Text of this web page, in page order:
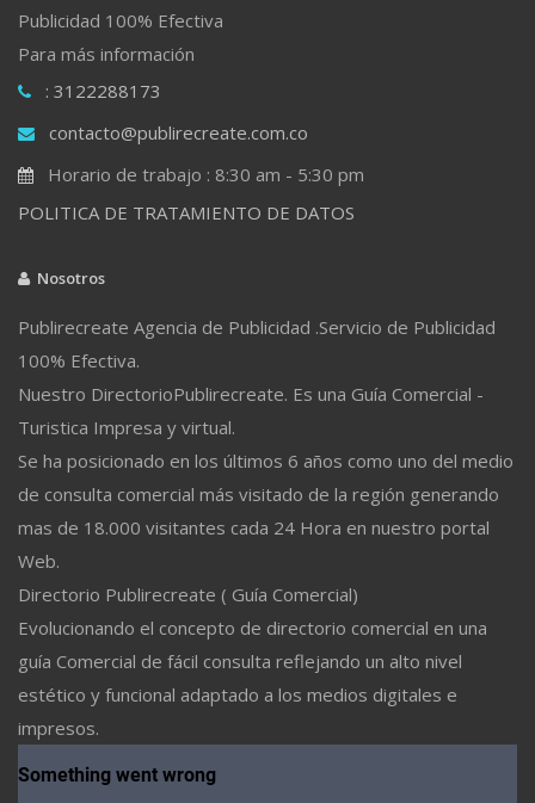
Publicidad 100% Efectiva
Para más información
: 3122288173
contacto@publirecreate.com.co
Horario de trabajo : 8:30 am - 5:30 pm
POLITICA DE TRATAMIENTO DE DATOS
Nosotros
Publirecreate Agencia de Publicidad .Servicio de Publicidad
100% Efectiva.
Nuestro DirectorioPublirecreate. Es una Guía Comercial -
Turistica Impresa y virtual.
Se ha posicionado en los últimos 6 años como uno del medio
de consulta comercial más visitado de la región generando
mas de 18.000 visitantes cada 24 Hora en nuestro portal
Web.
Directorio Publirecreate ( Guía Comercial)
Evolucionando el concepto de directorio comercial en una
guía Comercial de fácil consulta reflejando un alto nivel
estético y funcional adaptado a los medios digitales e
impresos.